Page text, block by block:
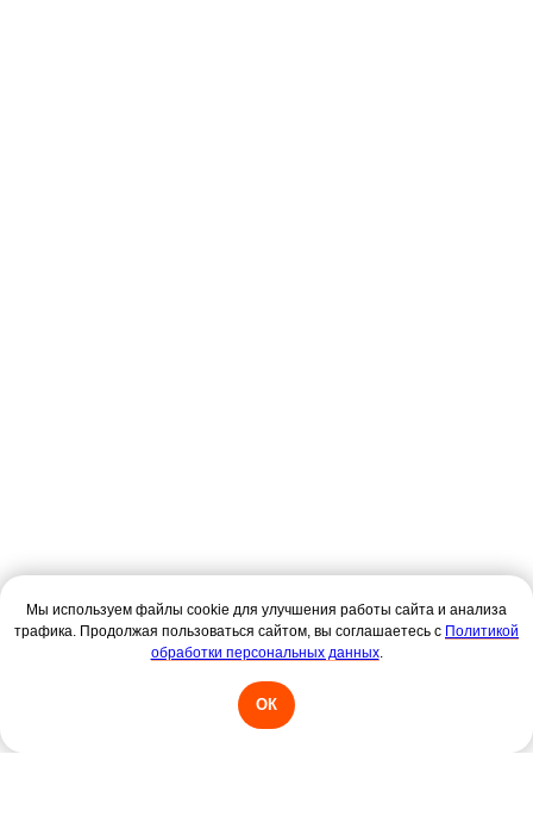
Мы используем файлы cookie для улучшения работы сайта и анализа
трафика. Продолжая пользоваться сайтом, вы соглашаетесь с Политикой
обработки персональных данных.
ОК